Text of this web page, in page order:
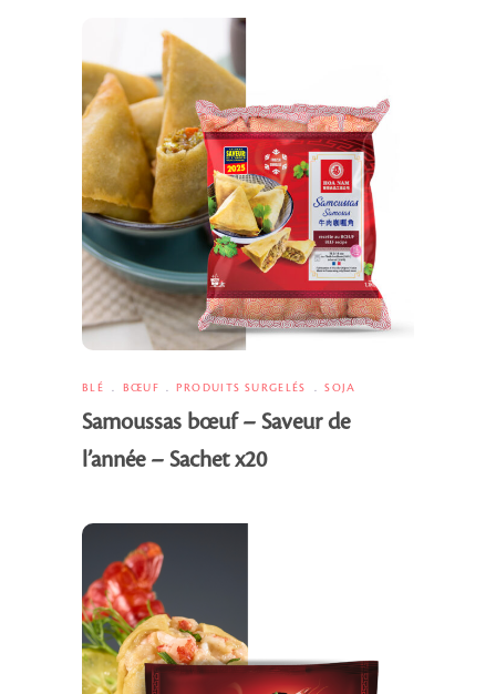
BLÉ BŒUF PRODUITS SURGELÉS SOJA
Samoussas bœuf – Saveur de
l’année – Sachet x20